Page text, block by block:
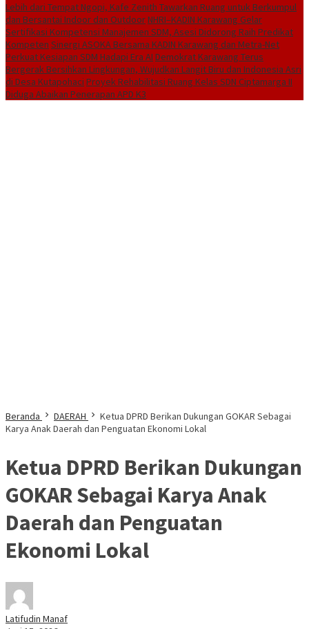
Lebih dari Tempat Ngopi, Kafe Zenith Tawarkan Ruang untuk Berkumpul
dan Bersantai Indoor dan OutdoorNHRI–KADIN Karawang Gelar
Sertifikasi Kompetensi Manajemen SDM, Asesi Didorong Raih Predikat
Kompeten Sinergi ASOKA Bersama KADIN Karawang dan Metra-Net
Perkuat Kesiapan SDM Hadapi Era AI Demokrat Karawang Terus
Bergerak Bersihkan Lingkungan, Wujudkan Langit Biru dan Indonesia Asri
di Desa Kutapohaci Proyek Rehabilitasi Ruang Kelas SDN Ciptamarga II
Diduga Abaikan Penerapan APD K3
Beranda DAERAH
Ketua DPRD Berikan Dukungan GOKAR Sebagai
Karya Anak Daerah dan Penguatan Ekonomi Lokal
Ketua DPRD Berikan Dukungan
GOKAR Sebagai Karya Anak
Daerah dan Penguatan
Ekonomi Lokal
Latifudin Manaf